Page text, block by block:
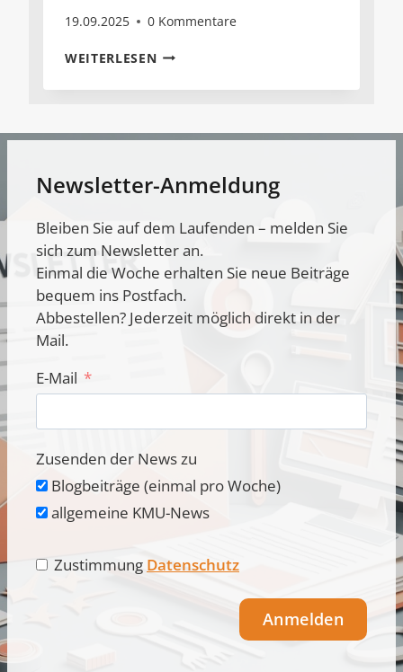
19.09.2025 0 Kommentare
WEITERLESENBILANZ
Newsletter-Anmeldung
Bleiben Sie auf dem Laufenden – melden Sie
sich zum Newsletter an.
Einmal die Woche erhalten Sie neue Beiträge
bequem ins Postfach.
Abbestellen? Jederzeit möglich direkt in der
Mail.
E-Mail
Zusenden der News zu
Blogbeiträge (einmal pro Woche)
allgemeine KMU-News
Zustimmung Datenschutz
Anmelden